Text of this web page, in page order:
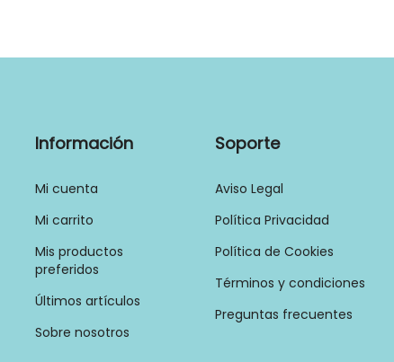
Información
Mi cuenta
Mi carrito
Mis productos
preferidos
Últimos artículos
Sobre nosotros
Soporte
Aviso Legal
Política Privacidad
Política de Cookies
Términos y condiciones
Preguntas frecuentes